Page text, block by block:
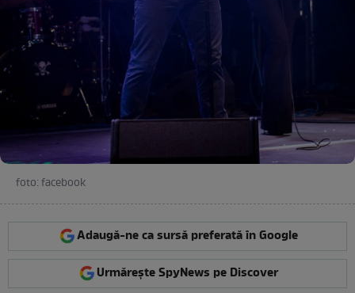
foto: facebook
Adaugă-ne ca sursă preferată în Google
Urmărește SpyNews pe Discover